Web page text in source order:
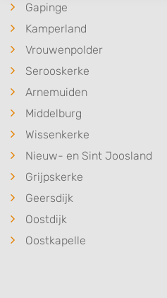
Gapinge
Kamperland
Vrouwenpolder
Serooskerke
Arnemuiden
Middelburg
Wissenkerke
Nieuw- en Sint Joosland
Grijpskerke
Geersdijk
Oostdijk
Oostkapelle